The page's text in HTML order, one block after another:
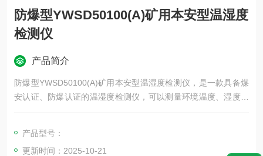
防爆型YWSD50100(A)矿用本安型温湿度
检测仪
产品简介
防爆型YWSD50100(A)矿用本安型温湿度检测仪，是一款具备煤
安认证、防爆认证的温湿度检测仪，可以测量环境温度、湿度、
漏点温度、湿球温度等参数，广泛应用于煤矿、井下、化工等要
产品型号：
更新时间：2025-10-21